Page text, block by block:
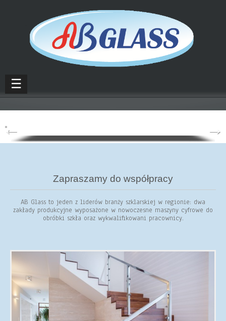
☰
Zapraszamy do współpracy
AB Glass to jeden z liderów branży szklarskiej w regionie: dwa
zakłady produkcyjne wyposażone w nowoczesne maszyny cyfrowe do
obróbki szkła oraz wykwalifikowani pracownicy.